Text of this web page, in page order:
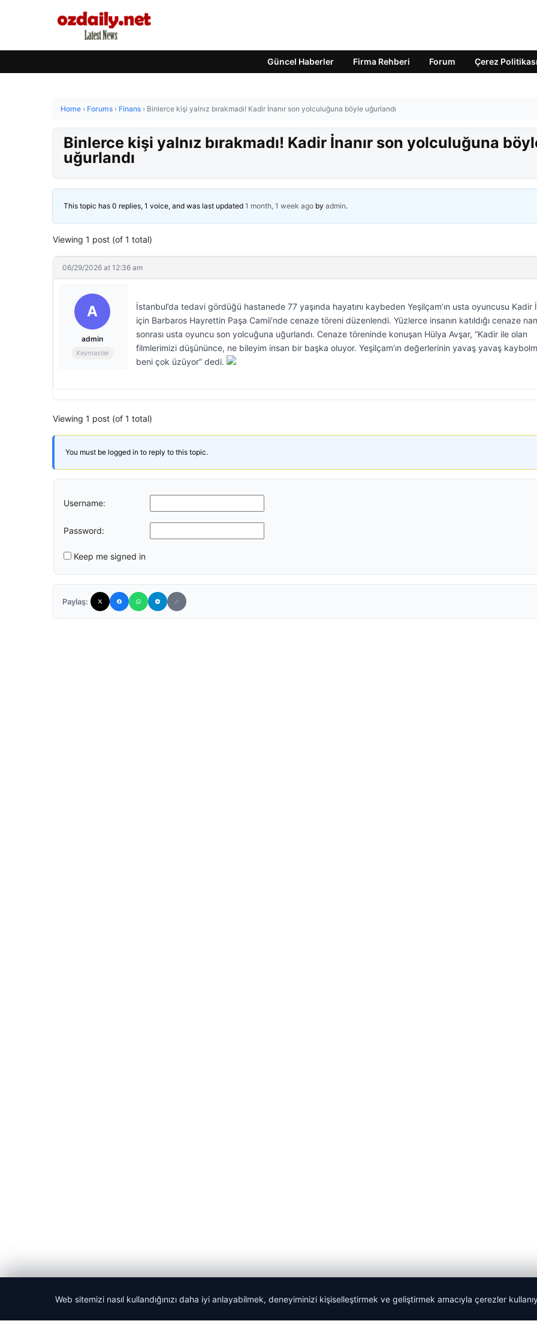
Güncel Haberler Firma Rehberi Forum Çerez Politikası
Home › Forums › Finans › Binlerce kişi yalnız bırakmadı! Kadir İnanır son yolculuğuna böyle uğurlandı
Binlerce kişi yalnız bırakmadı! Kadir İnanır son yolculuğuna
uğurlandı
This topic has 0 replies, 1 voice, and was last updated 1 month, 1 week ago by admin.
Viewing 1 post (of 1 total)
06/29/2026 at 12:36 am
A
admin
Keymaster
İstanbul’da tedavi gördüğü hastanede 77 yaşında hayatını kaybeden Yeşilçam’ın usta oyuncusu Kadir
için Barbaros Hayrettin Paşa Camii’nde cenaze töreni düzenlendi. Yüzlerce insanın katıldığı cenaze
sonrası usta oyuncu son yolcuğuna uğurlandı. Cenaze töreninde konuşan Hülya Avşar, “Kadir ile olan
filmlerimizi düşününce, ne bileyim insan bir başka oluyor. Yeşilçam’ın değerlerinin yavaş yavaş
beni çok üzüyor” dedi.
Viewing 1 post (of 1 total)
You must be logged in to reply to this topic.
Username:
Password:
Keep me signed in
Paylaş:
Web sitemizi nasıl kullandığınızı daha iyi anlayabilmek, deneyiminizi kişiselleştirmek ve geliştirmek amacıyla çerezler